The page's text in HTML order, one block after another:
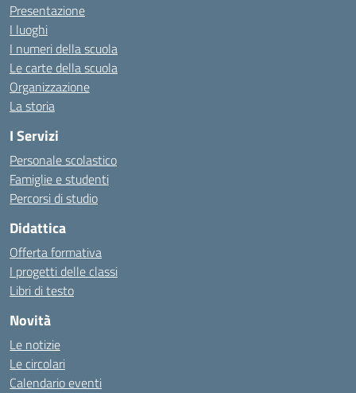
Presentazione
I luoghi
I numeri della scuola
Le carte della scuola
Organizzazione
La storia
I Servizi
Personale scolastico
Famiglie e studenti
Percorsi di studio
Didattica
Offerta formativa
I progetti delle classi
Libri di testo
Novità
Le notizie
Le circolari
Calendario eventi